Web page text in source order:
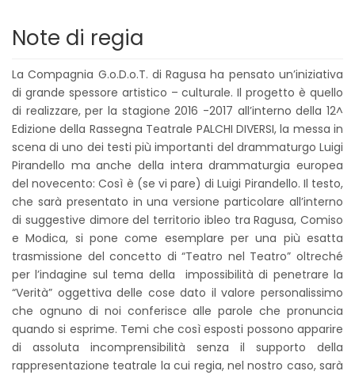
Note di regia
La Compagnia G.o.D.o.T. di Ragusa ha pensato un’iniziativa
di grande spessore artistico – culturale. Il progetto è quello
di realizzare, per la stagione 2016 -2017 all’interno della 12^
Edizione della Rassegna Teatrale PALCHI DIVERSI, la messa in
scena di uno dei testi più importanti del drammaturgo Luigi
Pirandello ma anche della intera drammaturgia europea
del novecento: Così è (se vi pare) di Luigi Pirandello. Il testo,
che sarà presentato in una versione particolare all’interno
di suggestive dimore del territorio ibleo tra Ragusa, Comiso
e Modica, si pone come esemplare per una più esatta
trasmissione del concetto di “Teatro nel Teatro” oltreché
per l’indagine sul tema della impossibilità di penetrare la
“Verità” oggettiva delle cose dato il valore personalissimo
che ognuno di noi conferisce alle parole che pronuncia
quando si esprime. Temi che così esposti possono apparire
di assoluta incomprensibilità senza il supporto della
rappresentazione teatrale la cui regia, nel nostro caso, sarà